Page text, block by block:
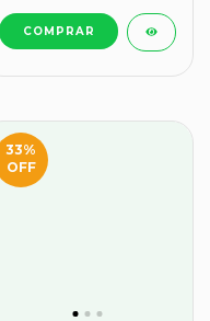
33%
OFF